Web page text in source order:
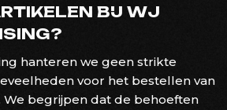
BIJ WJ
hanteren we geen strikte
voor het bestellen van
begrijpen dat de behoeften